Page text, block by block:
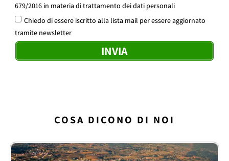
679/2016 in materia di trattamento dei dati personali
Chiedo di essere iscritto alla lista mail per essere aggiornato
tramite newsletter
INVIA
COSA DICONO DI NOI